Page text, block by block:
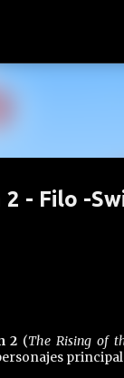
- Filo -
2 (The Rising of